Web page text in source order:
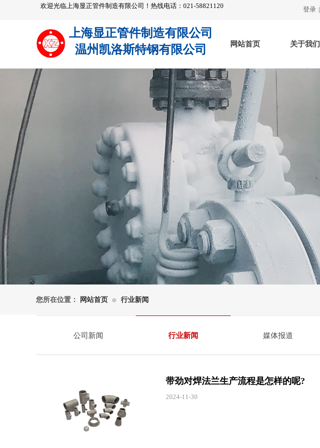
登录 |
欢迎光临上海显正管件制造有限公司！热线电话：021-58821120
网站首页 关于我们
上海显正管件制造有限公司
温州凯洛斯特钢有限公司
您所在位置： 网站首页 ⊙ 行业新闻
公司新闻 行业新闻 媒体报道
带劲对焊法兰生产流程是怎样的呢?
2024-11-30